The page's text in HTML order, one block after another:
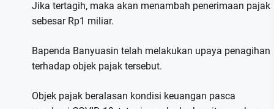
Jika tertagih, maka akan menambah penerimaan pajak
sebesar Rp1 miliar.
Bapenda Banyuasin telah melakukan upaya penagihan
terhadap objek pajak tersebut.
Objek pajak beralasan kondisi keuangan pasca